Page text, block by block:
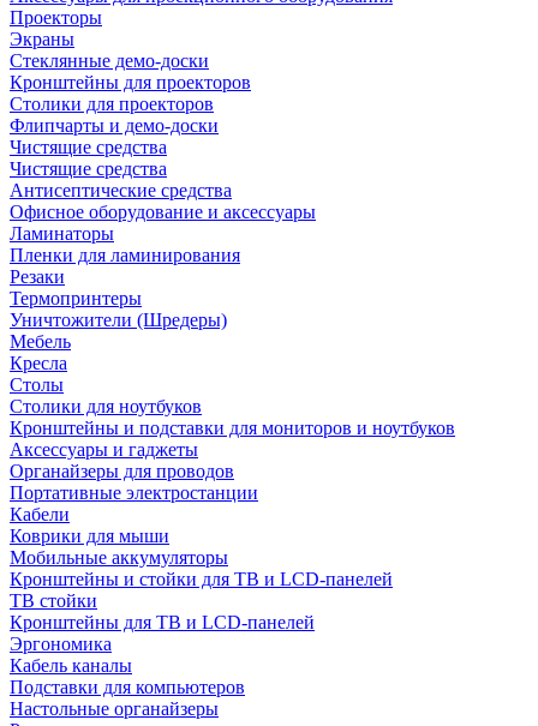
Проекторы
Экраны
Стеклянные демо-доски
Кронштейны для проекторов
Столики для проекторов
Флипчарты и демо-доски
Чистящие средства
Чистящие средства
Антисептические средства
Офисное оборудование и аксессуары
Ламинаторы
Пленки для ламинирования
Резаки
Термопринтеры
Уничтожители (Шредеры)
Мебель
Кресла
Столы
Столики для ноутбуков
Кронштейны и подставки для мониторов и ноутбуков
Аксессуары и гаджеты
Органайзеры для проводов
Портативные электростанции
Кабели
Коврики для мыши
Мобильные аккумуляторы
Кронштейны и стойки для ТВ и LCD-панелей
ТВ стойки
Кронштейны для ТВ и LCD-панелей
Эргономика
Кабель каналы
Подставки для компьютеров
Настольные органайзеры